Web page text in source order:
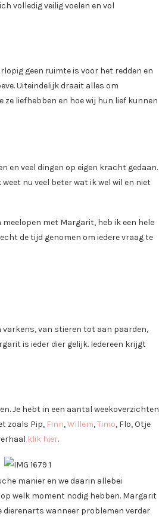
volledig veilig voelen en vol
geen ruimte is voor het redden en
Uiteindelijk draait alles om
ze liefhebben en hoe wij hun lief kunnen
en veel dingen op eigen kracht gedaan.
nu veel beter wat ik wel wil en niet
met Margarit, heb ik een hele
de tijd genomen om iedere vraag te
varkens, van stieren tot aan paarden,
is ieder dier gelijk. Iedereen krijgt
Je hebt in een aantal weekoverzichten
zoals Pip, Finn,Willem,Timo, Flo, Otje
klik hier.
manier en we daarin allebei
welk moment nodig hebben. Margarit
dierenarts wanneer problemen verder